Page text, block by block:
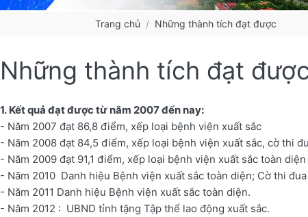
Trang chủ Những thành tích đạt được
Những thành tích đạt
1. Kết quả đạt được từ năm 2007 đến nay:
- Năm 2007 đạt 86,8 điểm, xếp loại bệnh viện xuất sắc
- Năm 2008 đạt 84,5 điểm, xếp loại bệnh viện xuất sắc, cờ thi
- Năm 2009 đạt 91,1 điểm, xếp loại bệnh viện xuất sắc toàn diện
- Năm 2010 Danh hiệu Bệnh viện xuất sắc toàn diện; Cờ thi
- Năm 2011 Danh hiệu Bệnh viện xuất sắc toàn diện.
- Năm 2012 : UBND tỉnh tặng Tập thể lao động xuất sắc.